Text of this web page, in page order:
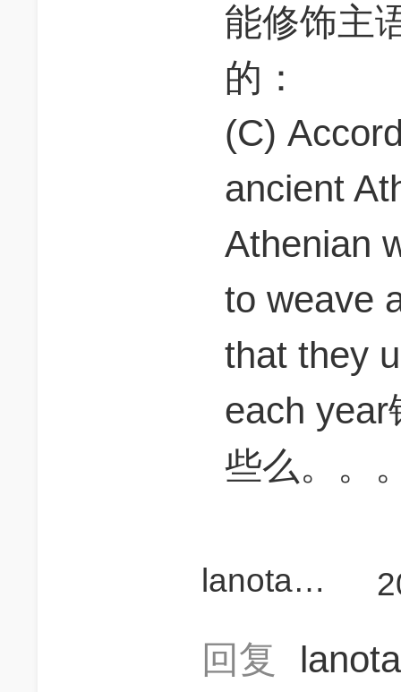
能修饰主
的：
(C)
ancient
Athenian
to weave
that they
each
些么。。
lanota233
回复